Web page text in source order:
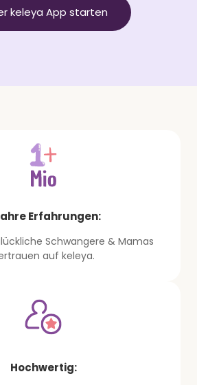
keleya App starten
Erfahrungen:
Schwangere & Mamas
auf keleya.
Hochwertig: